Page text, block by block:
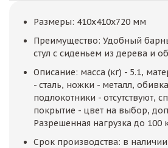
Размеры: 410x410x720 мм
Преимущество: Удобный
стул с сиденьем из дерева и
Описание: масса (кг) - 5.1,
- сталь, ножки - металл,
подлокотники - отсутствуют,
покрытие - цвет на выбор,
Разрешенная нагрузка до 100
Срок производства: в наличии